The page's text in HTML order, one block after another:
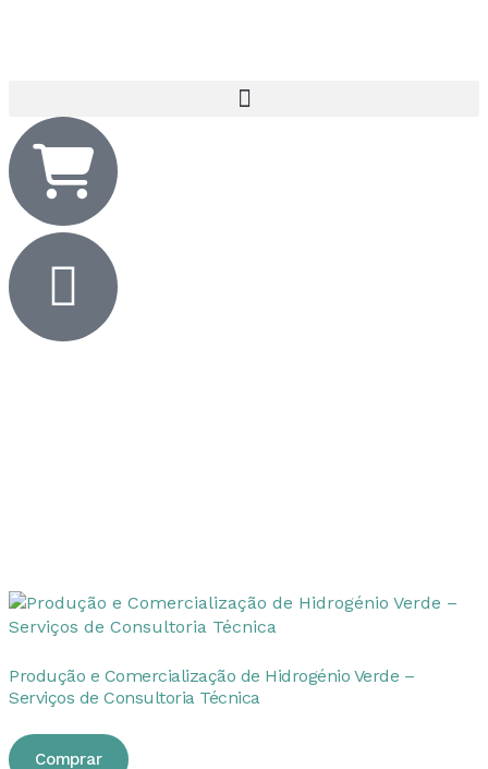
Produção e Comercialização de Hidrogénio Verde –
Serviços de Consultoria Técnica
Comprar